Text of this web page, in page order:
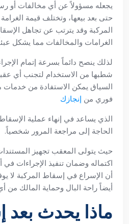
يجعله مسؤولاً عن أي مخالفات أو
حتى بعد بيعها، وتختلف قيمة
المركبة وقد يترتب عن تجاهل
الغرامات والمخالفات مما يشكل
لذلك ينصح دائماً بسرعة إتمام
شطبها من الاستخدام لتجنب أي
السياق يمكن الاستفادة من
فوري من إنجازك
الذي يساعد في إنهاء عملية
الحاجة إلى مراجعة المرور شخصياً.
حيث يتولى المعقب تجهيز
اكتماله وضمان تنفيذ الإجراءات
أن الإسراع في إسقاط المركبة لا
أيضاً راحة البال وحماية المالك من
ماذا يحدث